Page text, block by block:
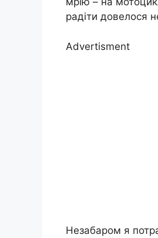
радіти довелося
Advertisment
Незабаром я